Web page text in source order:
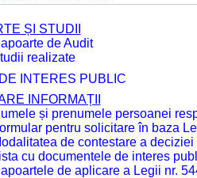
ȘI STUDII
de Audit
realizate
INTERES PUBLIC
INFORMAȚII
și prenumele persoanei
pentru solicitare în baza
de contestare a
cu documentele de interes
de aplicare a Legii nr.